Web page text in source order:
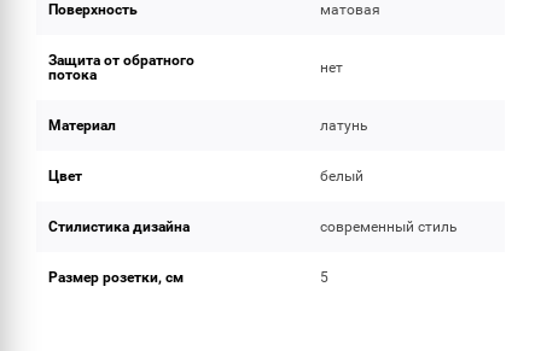
Поверхность матовая
Защита от обратного
потока
нет
Материал латунь
Цвет белый
Стилистика дизайна современный стиль
Размер розетки, см 5